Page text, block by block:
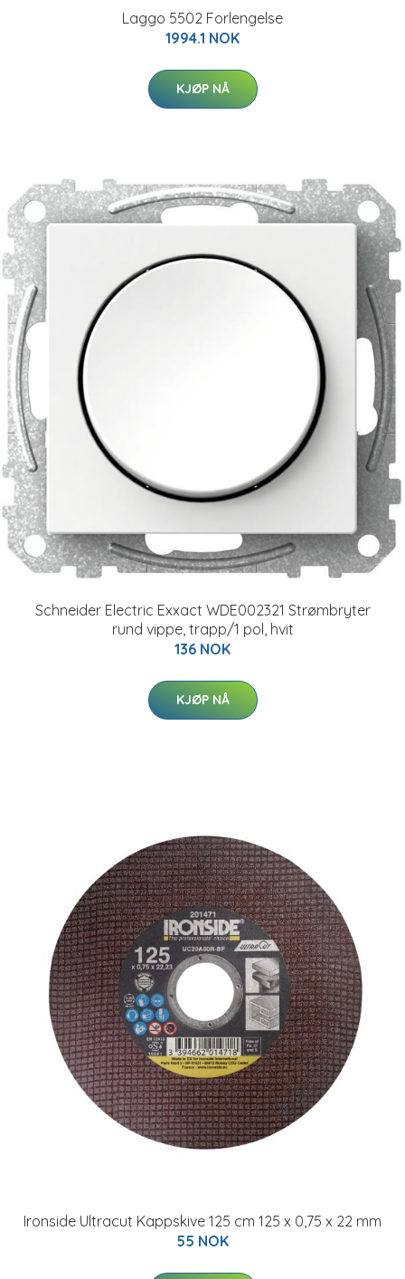
Laggo 5502 Forlengelse
1994.1 NOK
KJØP NÅ
Schneider Electric Exxact WDE002321 Strømbryter
rund vippe, trapp/1 pol, hvit
136 NOK
KJØP NÅ
Ironside Ultracut Kappskive 125 cm 125 x 0,75 x 22 mm
55 NOK